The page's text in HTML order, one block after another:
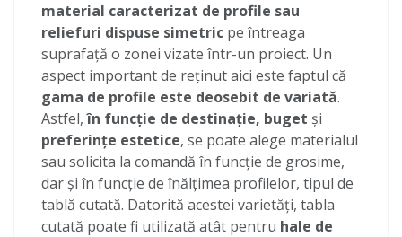
material caracterizat de profile sau
reliefuri dispuse simetric pe întreaga
suprafață o zonei vizate într-un proiect. Un
aspect important de reținut aici este faptul că
gama de profile este deosebit de variată.
Astfel,în funcție de destinație, buget și
preferințe estetice, se poate alege materialul
sau solicita la comandă în funcție de grosime,
dar și în funcție de înălțimea profilelor, tipul de
tablă cutată. Datorită acestei varietăți, tabla
cutată poate fi utilizată atât pentru hale de